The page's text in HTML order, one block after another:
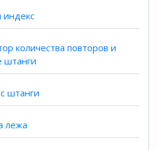
индекс
количества повторов и
штанги
штанги
лежа